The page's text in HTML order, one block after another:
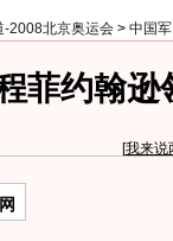
-2008北京奥运会 > 中国
菲约翰逊
[我来说